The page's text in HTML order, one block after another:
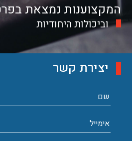
המקצוענות נמצאת
וביכולות היחודיות
יצירת קשר